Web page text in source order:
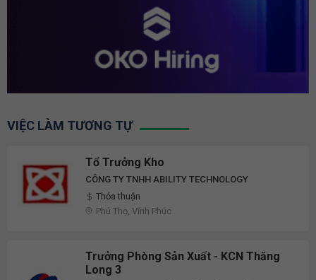
VIỆC LÀM TƯƠNG TỰ
Tổ Trưởng Kho
CÔNG TY TNHH ABILITY TECHNOLOGY
Thỏa thuận
Phú Thọ, Vĩnh Phúc
Trưởng Phòng Sản Xuất - KCN Thăng
Long 3